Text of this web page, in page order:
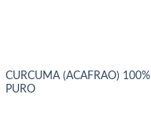
CURCUMA (ACAFRAO) 100%
PURO